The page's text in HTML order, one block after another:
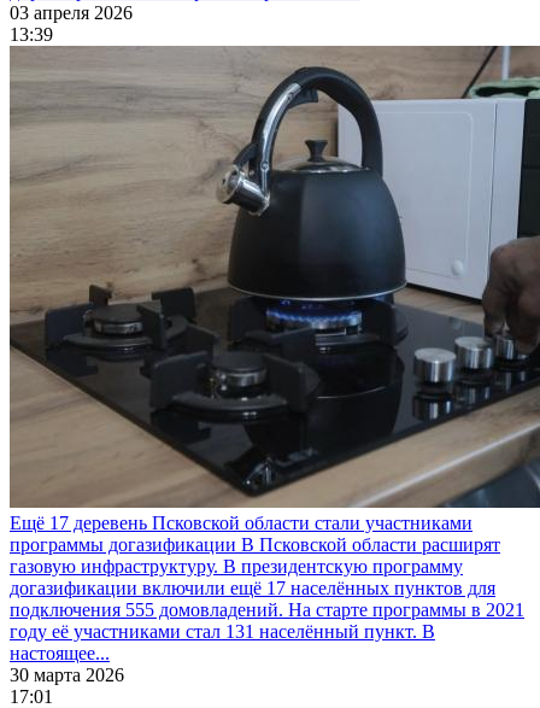
03 апреля 2026
13:39
Ещё 17 деревень Псковской области стали участниками
программы догазификации В Псковской области расширят
газовую инфраструктуру. В президентскую программу
догазификации включили ещё 17 населённых пунктов для
подключения 555 домовладений. На старте программы в 2021
году её участниками стал 131 населённый пункт. В
настоящее...
30 марта 2026
17:01